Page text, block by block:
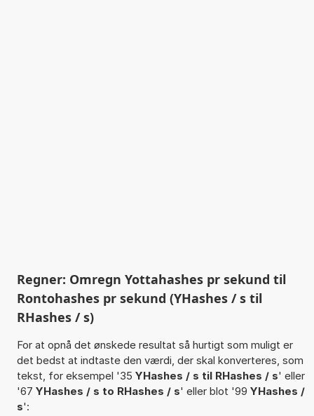
Regner: Omregn Yottahashes pr sekund til
Rontohashes pr sekund (YHashes / s til
RHashes / s)
For at opnå det ønskede resultat så hurtigt som muligt er
det bedst at indtaste den værdi, der skal konverteres, som
tekst, for eksempel '35 YHashes / s til RHashes / s' eller
'67 YHashes / s to RHashes / s' eller blot '99 YHashes /
s':